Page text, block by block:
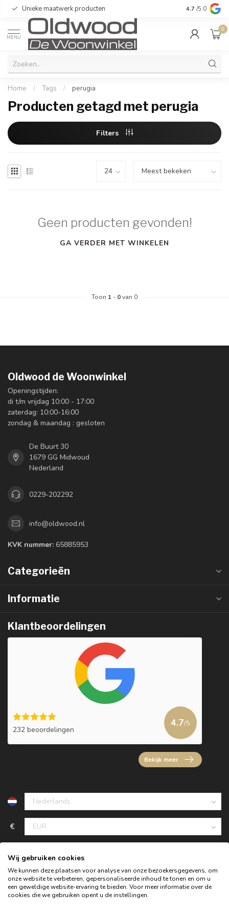
Unieke maatwerk producten Bij u in de
4.7 /5.0
MENU
0
Home / Tags / perugia
Producten getagd met perugia
Filters
Geen producten gevonden!
GA VERDER MET WINKELEN
Toon 1 - 0van 0
Oldwood de Woonwinkel
Openingstijden:
di t/m vrijdag 10:00 - 17:00
zaterdag: 10:00-16:00
zondag & maandag : gesloten
De Buurt 30
1679 GG Midwoud
Nederland
0229-202292
info@oldwood.nl
KVK nummer: 65885953
Categorieën
Informatie
Klantbeoordelingen
232 beoordelingen
4.7/5
Bekijk meer
€
Wij gebruiken cookies
We kunnen deze plaatsen voor analyse van onze bezoekersgegevens, om
onze website te verbeteren, gepersonaliseerde inhoud te tonen en om u
een geweldige website-ervaring te bieden. Voor meer informatie over de
cookies die we gebruiken opent u de instellingen.